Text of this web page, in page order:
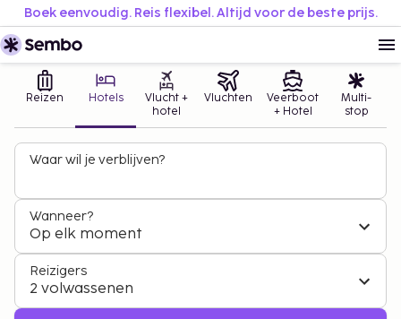
Boek eenvoudig. Reis flexibel. Altijd voor de beste prijs.
Reizen Hotels
Vlucht +
hotel
Vluchten
Veerboot
+ Hotel
Multi-
stop
Waar wil je verblijven?
Wanneer?
Op elk moment
Reizigers
2 volwassenen